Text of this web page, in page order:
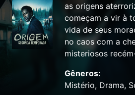
as origens
começam a vir à
vida de seus
no caos com a
misteriosos
Gêneros:
Mistério, Drama,